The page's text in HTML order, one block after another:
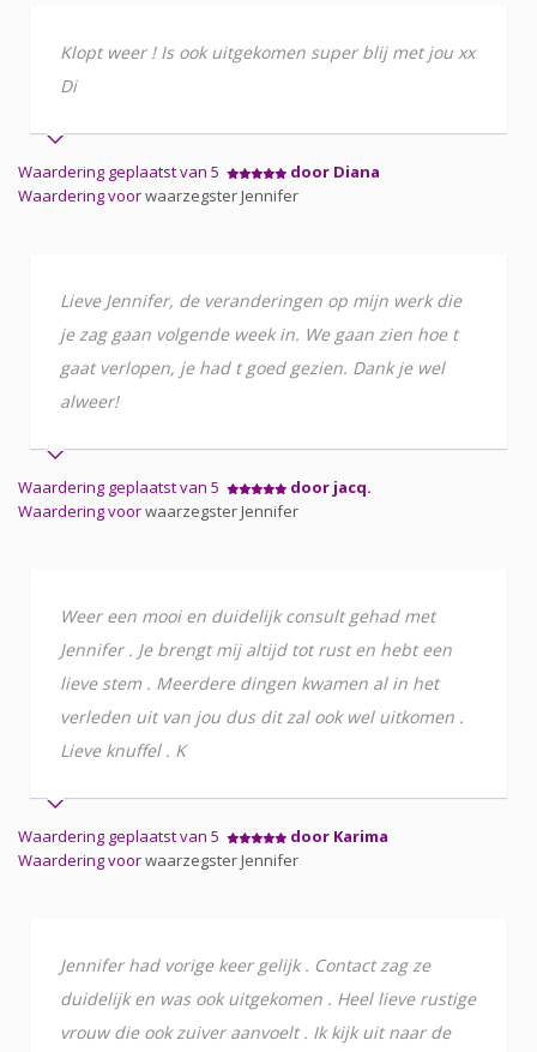
Klopt weer ! Is ook uitgekomen super blij met jou xx
Di
Waardering geplaatst van 5
door Diana
Waardering voorwaarzegster Jennifer
Lieve Jennifer, de veranderingen op mijn werk die
je zag gaan volgende week in. We gaan zien hoe t
gaat verlopen, je had t goed gezien. Dank je wel
alweer!
Waardering geplaatst van 5
door jacq.
Waardering voorwaarzegster Jennifer
Weer een mooi en duidelijk consult gehad met
Jennifer . Je brengt mij altijd tot rust en hebt een
lieve stem . Meerdere dingen kwamen al in het
verleden uit van jou dus dit zal ook wel uitkomen .
Lieve knuffel . K
Waardering geplaatst van 5
door Karima
Waardering voorwaarzegster Jennifer
Jennifer had vorige keer gelijk . Contact zag ze
duidelijk en was ook uitgekomen . Heel lieve rustige
vrouw die ook zuiver aanvoelt . Ik kijk uit naar de